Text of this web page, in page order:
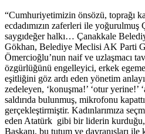
“Cumhuriyetimizin önsözü, toprağı
ecdadımızın zaferleri ile
saygıdeğer halkı… Çanakkale
Gökhan, Belediye Meclisi AK Parti
Ömercioğlu’nun naif ve uzlaşmacı
özgürlüğünü engelleyici, erkek
eşitliğini göz ardı eden yönetim
zedeleyen, ‘konuşma!’ ‘otur yerine!’
saldırıda bulunmuş, mikrofonu
gerçekleştirmiştir. Kadınlarımıza
eden Atatürk gibi bir liderin
Başkanı, bu tutum ve davranışları ile